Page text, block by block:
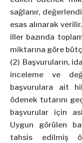
sağlanır,
esas alınarak
iller bazında
miktarına göre
(2) Başvuruların,
inceleme ve
başvurulara ait
ödenek tutarını
başvurular için
Uygun görülen
tahsis edilmiş